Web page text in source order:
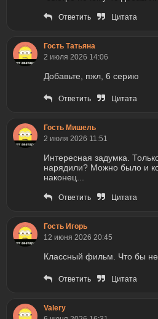
Ответить Цитата
Гость Татьяна
2 июля 2026 14:06
Добавьте, пжл, 6 серию
Ответить Цитата
Гость Мишель
2 июля 2026 11:51
Интересная задумка.
нарядили? Можно было и
наконец...
Ответить Цитата
Гость Игорь
12 июня 2026 20:45
Классный фильм. Что бы
Ответить Цитата
Valery